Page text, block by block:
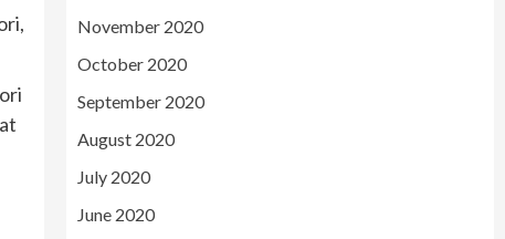
November 2020
October 2020
September 2020
August 2020
July 2020
June 2020